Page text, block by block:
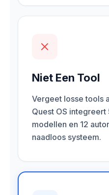
Niet Een Tool
Vergeet losse tools
Quest OS
modellen en 12
naadloos systeem.